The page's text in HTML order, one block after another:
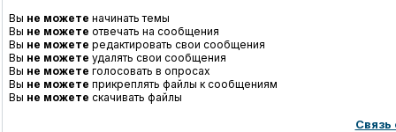
Вы не можете начинать темы
Вы не можете отвечать на сообщения
Вы не можете редактировать свои сообщения
Вы не можете удалять свои сообщения
Вы не можете голосовать в опросах
Вы не можете прикреплять файлы к сообщениям
Вы не можете скачивать файлы